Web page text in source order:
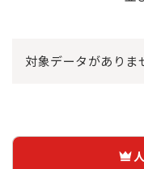
対象データがありま